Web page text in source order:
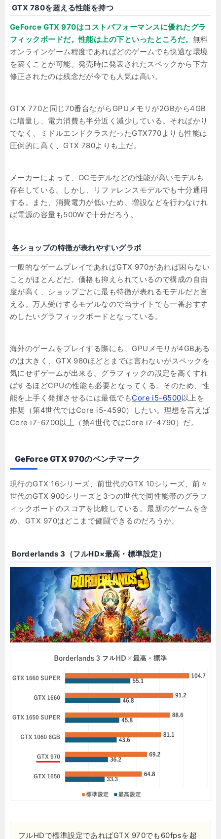
GTX 780を超える性能を持つ
GeForce GTX 970はコストパフォーマンスに優れたグラ
フィックボードだ。性能は上の下といったところだ。 無料
オンラインゲーム程度であればどのゲームでも快適な環境
を築くことが可能。発売時に発表されたスペックから下方
修正されたのは残念だが今でも人気は高い。
GTX 770と同じ70番台ながらGPUメモリが2GBから4GB
に増量し、電力消費も半分近く減少している。そればかり
でなく、ミドルエンドクラスだったGTX770よりも性能は
圧倒的に高く、GTX 780よりも上だ。
メーカーによって、OCモデルなどの性能が高いモデルも
存在している。しかし、リファレンスモデルでも十分通用
する。また、消費電力が低いため、増設などを行わなけれ
ば電源の容量も500Wで十分だろう。
各ショップの特徴が表れやすいグラボ
一般的なゲームプレイであればGTX 970があれば困らない
ことがほとんどだ。価格も抑えられているので構成の自由
度が高く、ショップごとに最も特徴が表れるモデルだと言
える。万人受けするモデルなので当サイトでも一番おすす
めしたいグラフィックボードとなっている。
海外のゲームをプレイする際にも、GPUメモリが4GBある
のは大きく、GTX 980ほどとまでは言わないがスペックを
気にせずゲームが出来る。グラフィックの設定を高くすれ
ばするほどCPUの性能も必要となってくる。そのため、性
能を上手く発揮させるには最低でもCore i5-6500以上を
推奨（第4世代ではCore i5-4590）したい。理想を言えば
Core i7-6700以上（第4世代ではCore i7-4790）だ。
GeForce GTX 970のベンチマーク
現行のGTX 16シリーズ、前世代のGTX 10シリーズ、前々
世代のGTX 900シリーズと3つの世代で同性能帯のグラフ
ィックボードのスコアを比較している。最新のゲームを含
め、GTX 970はどこまで健闘できるのだろうか。
Borderlands 3（フルHD×最高・標準設定）
フルHDで標準設定であればGTX 970でも60fpsを超